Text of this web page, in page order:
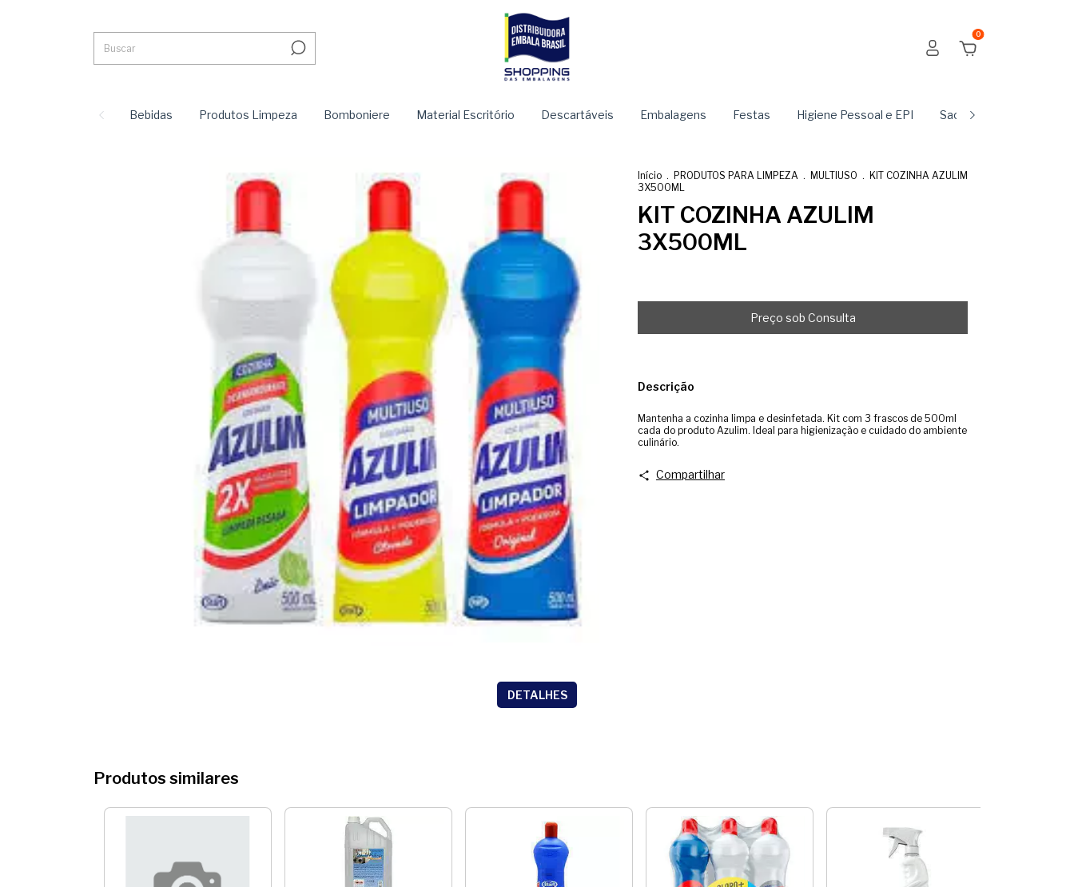
0
Bebidas Produtos Limpeza Bomboniere Material Escritório Descartáveis Embalagens Festas Higiene Pessoal e EPI Sachês
Início . PRODUTOS PARA LIMPEZA . MULTIUSO . KIT COZINHA AZULIM
3X500ML
KIT COZINHA AZULIM
3X500ML
Descrição
Mantenha a cozinha limpa e desinfetada. Kit com 3 frascos de 500ml
cada do produto Azulim. Ideal para higienização e cuidado do ambiente
culinário.
Compartilhar
DETALHES
Produtos similares